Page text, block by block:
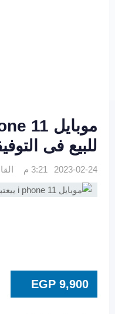
للبيع فى
2023-02-24 3:21 م
EGP 9,900